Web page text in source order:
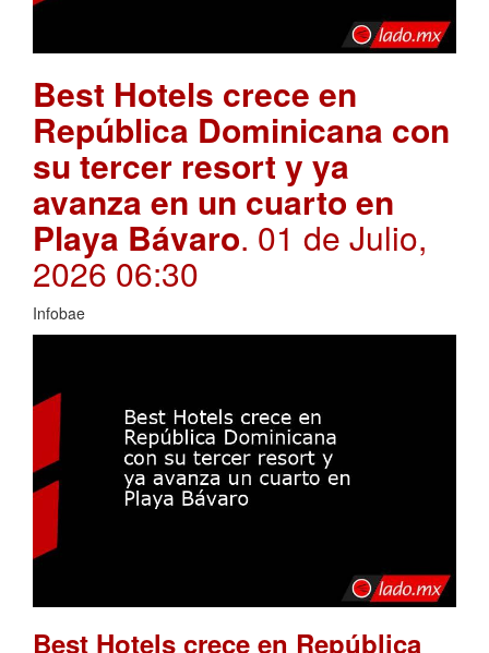
Best Hotels crece en
República Dominicana con
su tercer resort y ya
avanza en un cuarto en
Playa Bávaro. 01 de Julio,
2026 06:30
Infobae
Best Hotels crece en República